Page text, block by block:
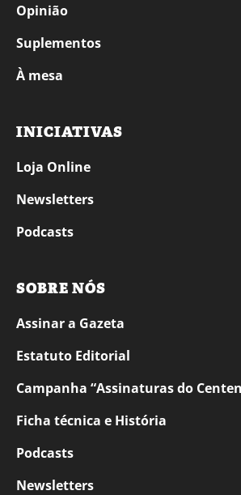
Opinião
Suplementos
À mesa
INICIATIVAS
Loja Online
Newsletters
Podcasts
SOBRE NÓS
Assinar a Gazeta
Estatuto Editorial
Campanha “Assinaturas do
Ficha técnica e História
Podcasts
Newsletters